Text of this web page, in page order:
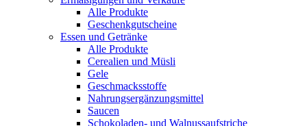
Alle Produkte
Geschenkgutscheine
Essen und Getränke
Alle Produkte
Cerealien und Müsli
Gele
Geschmacksstoffe
Nahrungsergänzungsmittel
Saucen
Schokoladen- und Walnussaufstriche